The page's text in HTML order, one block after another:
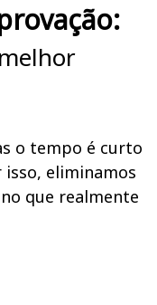
o tempo é curto
isso, eliminamos
que realmente